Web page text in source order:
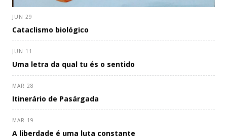
JUN 29
Cataclismo biológico
JUN 11
Uma letra da qual tu és o sentido
MAR 28
Itinerário de Pasárgada
MAR 19
A liberdade é uma luta constante